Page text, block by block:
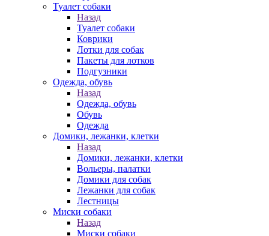
Туалет собаки
Назад
Туалет собаки
Коврики
Лотки для собак
Пакеты для лотков
Подгузники
Одежда, обувь
Назад
Одежда, обувь
Обувь
Одежда
Домики, лежанки, клетки
Назад
Домики, лежанки, клетки
Вольеры, палатки
Домики для собак
Лежанки для собак
Лестницы
Миски собаки
Назад
Миски собаки